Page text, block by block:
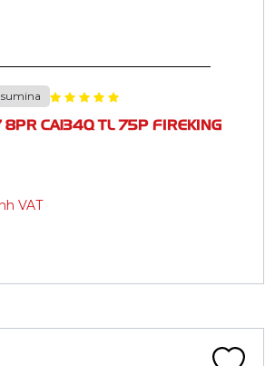
CA134Q TL 75P FIREKING
VAT